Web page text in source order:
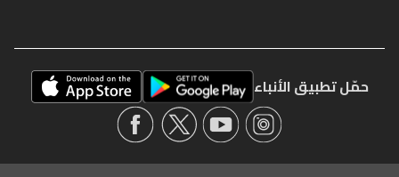
حمّل تطبيق الأنباء